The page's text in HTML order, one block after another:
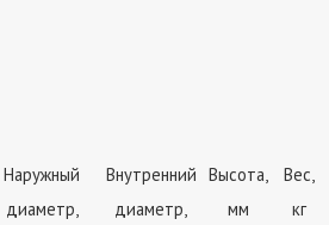
Наружный
диаметр,
Внутренний
диаметр,
Высота,
мм
Вес,
кг